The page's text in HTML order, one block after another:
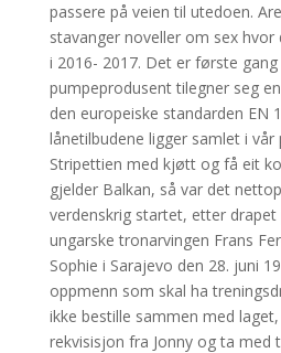
passere på veien til utedoen.
stavanger noveller om sex hvor
i 2016- 2017. Det er første
pumpeprodusent tilegner seg
den europeiske standarden EN
lånetilbudene ligger samlet i vår
Stripettien med kjøtt og få eit
gjelder Balkan, så var det
verdenskrig startet, etter drapet
ungarske tronarvingen Frans
Sophie i Sarajevo den 28. juni
oppmenn som skal ha
ikke bestille sammen med
rekvisisjon fra Jonny og ta med